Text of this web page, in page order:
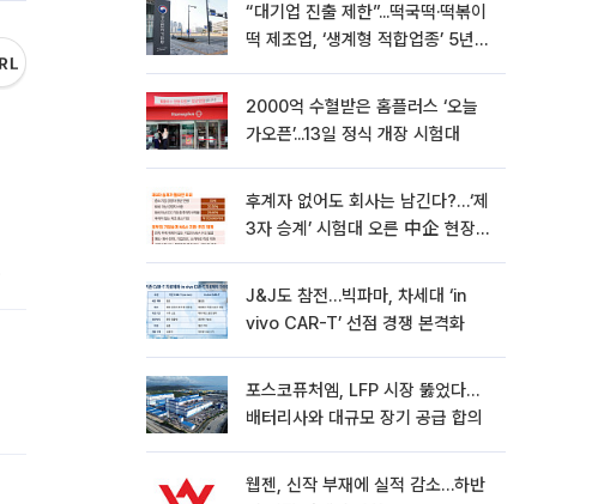
“대기업 진출 제한”...떡국떡·떡볶이
떡 제조업, ‘생계형 적합업종’ 5년
2000억 수혈받은 홈플러스 ‘오늘
가오픈’...13일 정식 개장 시험대
후계자 없어도 회사는 남긴다?…‘제
3자 승계’ 시험대 오른 中企 현장
J&J도 참전…빅파마, 차세대 ‘in
vivo CAR-T’ 선점 경쟁 본격화
포스코퓨처엠, LFP 시장 뚫었다…
배터리사와 대규모 장기 공급 합의
웹젠, 신작 부재에 실적 감소…하반